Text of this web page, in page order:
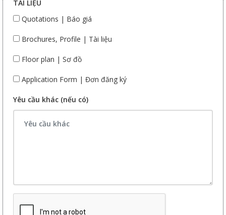
TÀI LIỆU
Quotations | Báo giá
Brochures, Profile | Tài liệu
Floor plan | Sơ đồ
Application Form | Đơn đăng ký
Yêu cầu khác (nếu có)